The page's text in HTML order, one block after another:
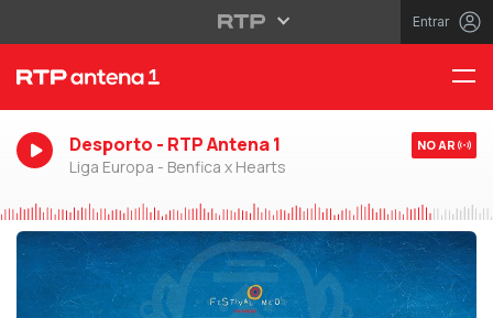
Entrar
Desporto - RTP Antena 1
Liga Europa - Benfica x Hearts
NO AR